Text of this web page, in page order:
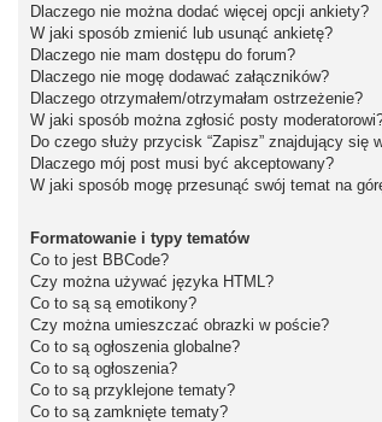
Dlaczego nie można dodać więcej opcji ankiety?
W jaki sposób zmienić lub usunąć ankietę?
Dlaczego nie mam dostępu do forum?
Dlaczego nie mogę dodawać załączników?
Dlaczego otrzymałem/otrzymałam ostrzeżenie?
W jaki sposób można zgłosić posty
Do czego służy przycisk “Zapisz” znajdujący się
Dlaczego mój post musi być akceptowany?
W jaki sposób mogę przesunąć swój temat na
Formatowanie i typy tematów
Co to jest BBCode?
Czy można używać języka HTML?
Co to są są emotikony?
Czy można umieszczać obrazki w poście?
Co to są ogłoszenia globalne?
Co to są ogłoszenia?
Co to są przyklejone tematy?
Co to są zamknięte tematy?